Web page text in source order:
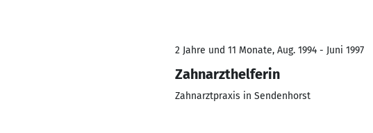
2 Jahre und 11 Monate, Aug. 1994 - Juni 1997
Zahnarzthelferin
Zahnarztpraxis in Sendenhorst